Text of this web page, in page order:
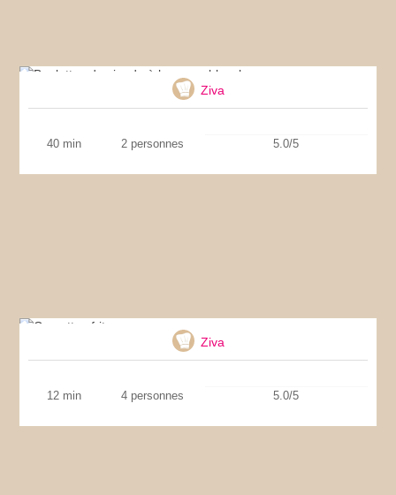
Ziva
40 min 2 personnes 5.0/5
Ziva
12 min 4 personnes 5.0/5